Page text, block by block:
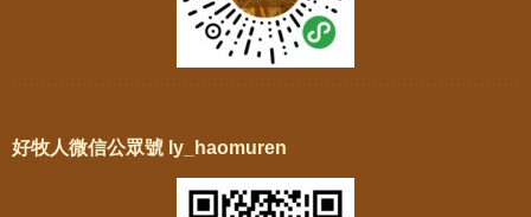
好牧人微信公眾號 ly_haomuren